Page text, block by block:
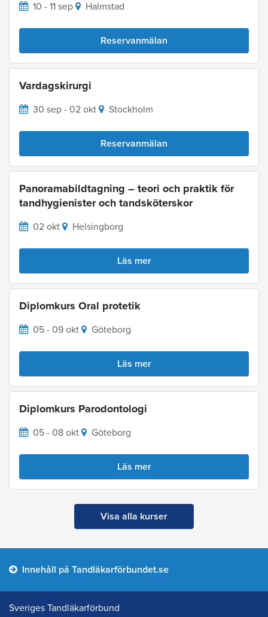
10 - 11 sep Halmstad
Reservanmälan
Vardagskirurgi
30 sep - 02 okt Stockholm
Reservanmälan
Panoramabildtagning – teori och praktik för
tandhygienister och tandsköterskor
02 okt Helsingborg
Läs mer
Diplomkurs Oral protetik
05 - 09 okt Göteborg
Läs mer
Diplomkurs Parodontologi
05 - 08 okt Göteborg
Läs mer
Visa alla kurser
Innehåll på Tandläkarförbundet.se
Sveriges Tandläkarförbund